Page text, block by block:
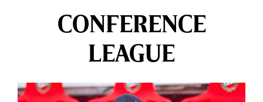
CONFERENCE
LEAGUE